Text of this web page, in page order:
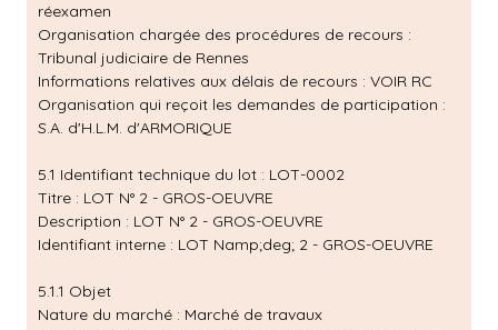
réexamen
Organisation chargée des procédures de recours :
Tribunal judiciaire de Rennes
Informations relatives aux délais de recours : VOIR RC
Organisation qui reçoit les demandes de participation :
S.A. d'H.L.M. d'ARMORIQUE
5.1 Identifiant technique du lot : LOT-0002
Titre : LOT N° 2 - GROS-OEUVRE
Description : LOT N° 2 - GROS-OEUVRE
Identifiant interne : LOT Namp;deg; 2 - GROS-OEUVRE
5.1.1 Objet
Nature du marché : Marché de travaux